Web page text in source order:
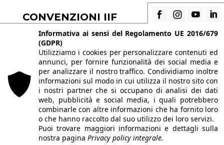
CONVENZIONI IIF
Scopri i vantaggi di essere uno studente di IIF
© 2026 Istituto Italiano di Fotografia® srl, Via
Enrico Caviglia 3, 20139 Milano | Tel 02/58107623
- 02/58107139
P.IVA IT10863240155 | PECiifmilano@pec.it|
REA MI-1415688 | Capitale sociale € 10.400,00 I.V.
Le immagini del sito sono utilizzate su licenza dei
Informativa ai sensi del Regolamento UE 2016/679
(GDPR)
Utilizziamo i cookies per personalizzare contenuti ed
annunci, per fornire funzionalità dei social media e
per analizzare il nostro traffico. Condividiamo inoltre
informazioni sul modo in cui utilizza il nostro sito con
i nostri partner che si occupano di analisi dei dati
web, pubblicità e social media, i quali potrebbero
combinarle con altre informazioni che ha fornito loro
o che hanno raccolto dal suo utilizzo dei loro servizi.
Puoi trovare maggiori informazioni e dettagli sulla
nostra pagina Privacy policy integrale.